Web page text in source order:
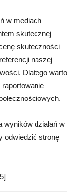
w mediach
skutecznej
skuteczności
naszej
Dlatego warto
wyników działań w
odwiedzić stronę